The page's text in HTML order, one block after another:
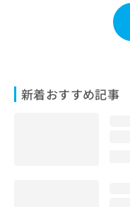
新着おすすめ記事
は